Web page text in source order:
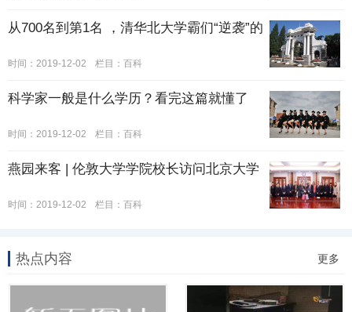
从700名到第1名 ，清华北大学霸们“逆袭”的
时间：2019-12-02 栏目： 百科
科学家一般是什么学历？看完这篇就懂了
时间：2019-12-02 栏目： 百科
燕园来客 | 伦敦大学学院校长访问北京大学
时间：2019-12-02 栏目： 百科
热点内容 更多